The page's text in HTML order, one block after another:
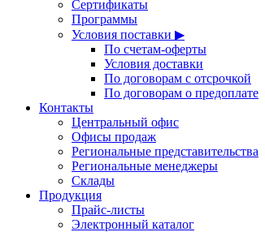
Сертификаты
Программы
Условия поставки ▶
По счетам-оферты
Условия доставки
По договорам с отсрочкой
По договорам о предоплате
Контакты
Центральный офис
Офисы продаж
Региональные представительства
Региональные менеджеры
Склады
Продукция
Прайс-листы
Электронный каталог